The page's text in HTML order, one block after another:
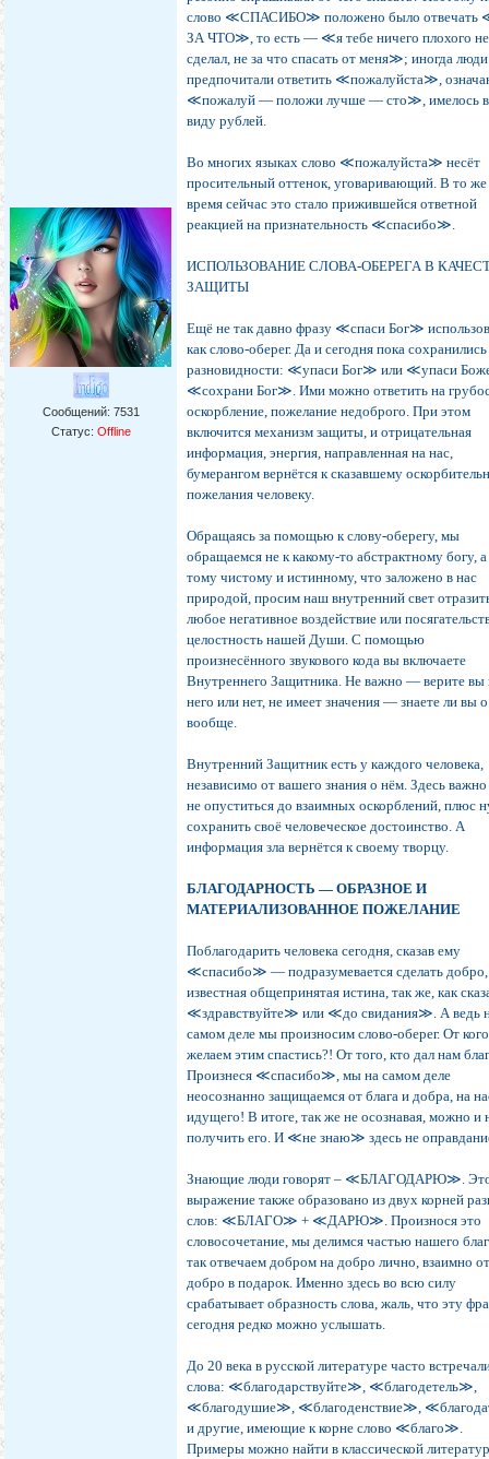
Сообщений: 7531
Статус: Offline
слово ≪СПАСИБО≫ положено было
ЗА ЧТО≫, то есть — ≪я тебе ничего плохого не
сделал, не за что спасать от меня≫; иногда люди
предпочитали ответить ≪пожалуйста≫,
≪пожалуй — положи лучше — сто≫, имелось в
виду рублей.
Во многих языках слово ≪пожалуйста≫ несёт
просительный оттенок, уговаривающий. В то же
время сейчас это стало прижившейся ответной
реакцией на признательность ≪спасибо≫.
ИСПОЛЬЗОВАНИЕ СЛОВА-ОБЕРЕГА В
ЗАЩИТЫ
Ещё не так давно фразу ≪спаси Бог≫
как слово-оберег. Да и сегодня пока сохранились
разновидности: ≪упаси Бог≫ или ≪упаси
≪сохрани Бог≫. Ими можно ответить на
оскорбление, пожелание недоброго. При этом
включится механизм защиты, и отрицательная
информация, энергия, направленная на нас,
бумерангом вернётся к сказавшему
пожелания человеку.
Обращаясь за помощью к слову-оберегу, мы
обращаемся не к какому-то абстрактному богу, a
тому чистому и истинному, что заложено в нас
природой, просим наш внутренний свет
любое негативное воздействие или
целостность нашей Души. С помощью
произнесённого звукового кода вы включаете
Внутреннего Защитника. Не важно — верите вы
него или нет, не имеет значения — знаете ли вы
вообще.
Внутренний Защитник есть у каждого человека,
независимо от вашего знания о нём. Здесь
не опуститься до взаимных оскорблений, плюс
сохранить своё человеческое достоинство. А
информация зла вернётся к своему творцу.
БЛАГОДАРНОСТЬ — ОБРАЗНОЕ И
МАТЕРИАЛИЗОВАННОЕ ПОЖЕЛАНИЕ
Поблагодарить человека сегодня, сказав ему
≪спасибо≫ — подразумевается сделать добро,
известная общепринятая истина, так же, как
≪здравствуйте≫ или ≪до свидания≫. А ведь
самом деле мы произносим слово-оберег. От
желаем этим спастись?! От того, кто дал нам
Произнеся ≪спасибо≫, мы на самом деле
неосознанно защищаемся от блага и добра, на
идущего! В итоге, так же не осознавая, можно и
получить его. И ≪не знаю≫ здесь не
Знающие люди говорят – ≪БЛАГОДАРЮ≫.
выражение также образовано из двух корней
слов: ≪БЛАГО≫ + ≪ДАРЮ≫. Произнося это
словосочетание, мы делимся частью нашего
так отвечаем добром на добро лично, взаимно
добро в подарок. Именно здесь во всю силу
срабатывает образность слова, жаль, что эту
сегодня редко можно услышать.
До 20 века в русской литературе часто
слова: ≪благодарствуйте≫, ≪благодетель≫,
≪благодушие≫, ≪благоденствие≫,
и другие, имеющие к корне слово ≪благо≫.
Примеры можно найти в классической